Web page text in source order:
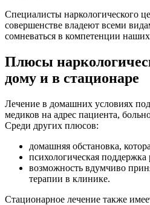
Специалисты наркологического
совершенстве владеют всеми
сомневаться в компетенции
Плюсы
дому и в стационаре
Лечение в домашних условиях
медиков на адрес пациента,
Среди других плюсов:
домашняя обстановка,
психологическая поддержка
возможность вдумчиво
терапии в клинике.
Стационарное лечение также